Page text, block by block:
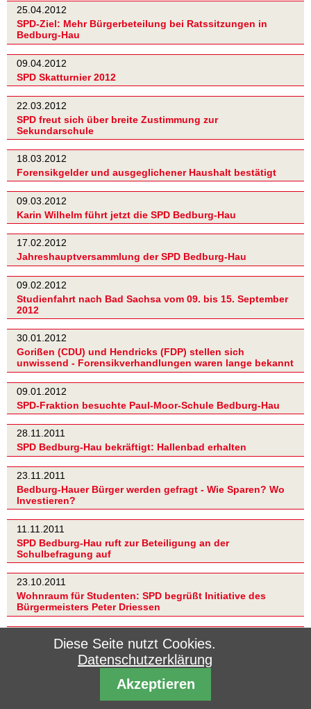
25.04.2012
SPD-Ziel: Mehr Bürgerbeteilung bei Ratssitzungen in
Bedburg-Hau
09.04.2012
SPD Skatturnier 2012
22.03.2012
SPD freut sich über breite Zustimmung zur
Sekundarschule
18.03.2012
Forensikgelder und ausgeglichener Haushalt bestätigt
09.03.2012
Karin Wilhelm führt jetzt die SPD Bedburg-Hau
17.02.2012
Jahreshauptversammlung der SPD Bedburg-Hau
09.02.2012
Studienfahrt nach Bad Sachsa vom 09. bis 15. September
2012
30.01.2012
Gorißen (CDU) und Hendricks (FDP) stellen sich
unwissend - Forensikverhandlungen waren lange bekannt
09.01.2012
SPD-Fraktion besuchte Paul-Moor-Schule Bedburg-Hau
28.11.2011
SPD Bedburg-Hau bekräftigt: Hallenbad erhalten
23.11.2011
Bedburg-Hauer Bürger werden gefragt - Wie Sparen? Wo
Investieren?
11.11.2011
SPD Bedburg-Hau ruft zur Beteiligung an der
Schulbefragung auf
23.10.2011
Wohnraum für Studenten: SPD begrüßt Initiative des
Bürgermeisters Peter Driessen
Für eine Verbraucherzentrale im Kreis Kleve
Symbiose aus Gesamtschule plus Sekundarschule(n)
Diese Seite nutzt Cookies.
Datenschutzerklärung
Akzeptieren